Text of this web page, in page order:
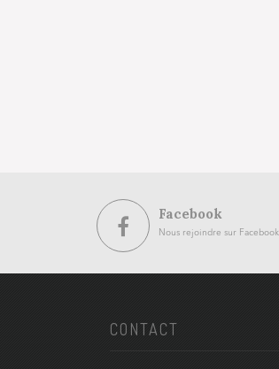
Facebook
Nous rejoindre sur Facebook
CONTACT